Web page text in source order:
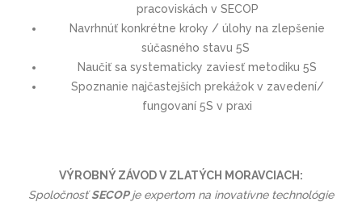
pracoviskách v SECOP
Navrhnúť konkrétne kroky / úlohy na zlepšenie
súčasného stavu 5S
Naučiť sa systematicky zaviesť metodiku 5S
Spoznanie najčastejších prekážok v zavedení/
fungovaní 5S v praxi
VÝROBNÝ ZÁVOD V ZLATÝCH MORAVCIACH:
SpoločnosťSECOPje expertom na inovatívne technológie